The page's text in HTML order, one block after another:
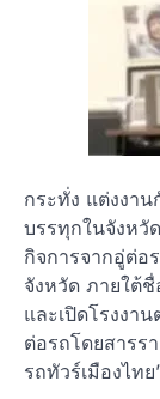
กระทั่ง แต่งงา
บรรทุกในจังหวั
กิจการจากอู่ต่อ
จังหวัด ภายใต้
และเปิดโรงงา
ต่อรถโดยสารร
รถทัวร์เมืองไทย